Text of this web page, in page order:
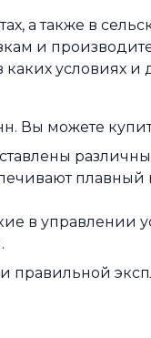
а также в
и
условиях и
Вы можете
плавный
в управлении
правильной